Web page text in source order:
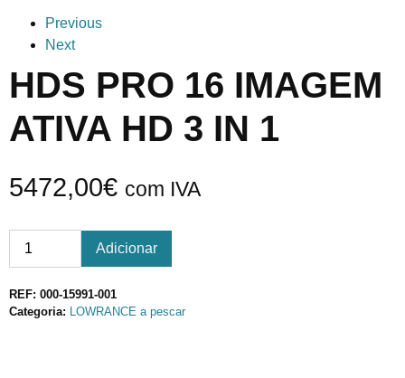
Previous
Next
HDS PRO 16 IMAGEM
ATIVA HD 3 IN 1
5472,00€ com IVA
Adicionar
REF: 000-15991-001
Categoria: LOWRANCE a pescar